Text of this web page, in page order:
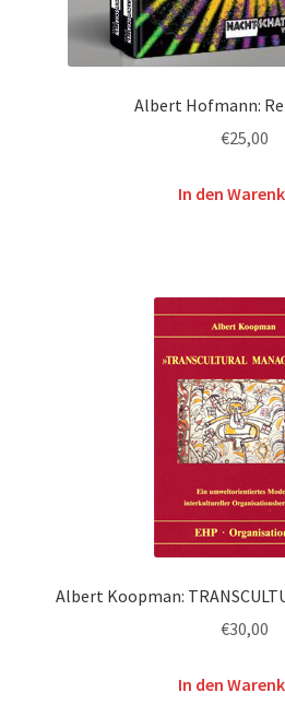
Albert Hofmann:
€25,00
In den
Albert Koopman:
€30,00
In den